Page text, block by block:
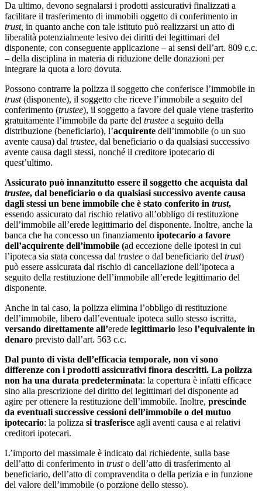
Da ultimo, devono segnalarsi i prodotti assicurativi finalizzati a
facilitare il trasferimento di immobili oggetto di conferimento in
trust, in quanto anche con tale istituto può realizzarsi un atto di
liberalità potenzialmente lesivo dei diritti dei legittimari del
disponente, con conseguente applicazione – ai sensi dell’art. 809 c.c.
– della disciplina in materia di riduzione delle donazioni per
integrare la quota a loro dovuta.
Possono contrarre la polizza il soggetto che conferisce l’immobile in
trust(disponente), il soggetto che riceve l’immobile a seguito del
conferimento (trustee), il soggetto a favore del quale viene trasferito
gratuitamente l’immobile da parte del trustee a seguito della
distribuzione (beneficiario), l’acquirente dell’immobile (o un suo
avente causa) dal trustee, dal beneficiario o da qualsiasi successivo
avente causa dagli stessi, nonché il creditore ipotecario di
quest’ultimo.
Assicurato può innanzitutto essere il soggetto che acquista dal
trustee, dal beneficiario o da qualsiasi successivo avente causa
dagli stessi un bene immobile che è stato conferito in trust,
essendo assicurato dal rischio relativo all’obbligo di restituzione
dell’immobile all’erede legittimario del disponente. Inoltre, anche la
banca che ha concesso un finanziamento ipotecario a favore
dell’acquirente dell’immobile (ad eccezione delle ipotesi in cui
l’ipoteca sia stata concessa dal trustee o dal beneficiario del trust)
può essere assicurata dal rischio di cancellazione dell’ipoteca a
seguito della restituzione dell’immobile all’erede legittimario del
disponente.
Anche in tal caso, la polizza elimina l’obbligo di restituzione
dell’immobile, libero dall’eventuale ipoteca sullo stesso iscritta,
versando direttamente all’erede legittimario leso l’equivalente in
denaro previsto dall’art. 563 c.c.
Dal punto di vista dell’efficacia temporale, non vi sono
differenze con i prodotti assicurativi finora descritti. La polizza
non ha una durata predeterminata: la copertura è infatti efficace
sino alla prescrizione del diritto dei legittimari del disponente ad
agire per ottenere la restituzione dell’immobile. Inoltre, prescinde
da eventuali successive cessioni dell’immobile o del mutuo
ipotecario: la polizza si trasferisce agli aventi causa e ai relativi
creditori ipotecari.
L’importo del massimale è indicato dal richiedente, sulla base
dell’atto di conferimento in trusto dell’atto di trasferimento al
beneficiario, dell’atto di compravendita o della perizia e in funzione
del valore dell’immobile (o porzione dello stesso).